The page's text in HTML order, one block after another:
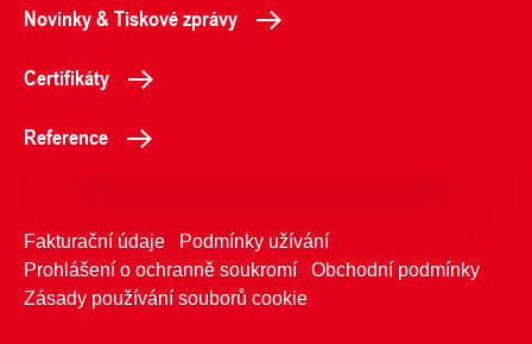
Novinky & Tiskové zprávy
Certifikáty
Reference
Fakturační údaje
Podmínky užívání
Prohlášení o ochranně soukromí
Obchodní podmínky
Zásady používání souborů cookie